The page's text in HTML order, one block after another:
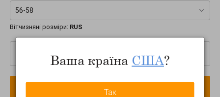
56-58
Вітчизняні розміри: RUS
В кошик
Ваша країна США?
Так